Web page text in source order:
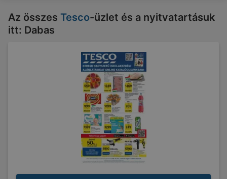
Az összes Tesco-üzlet és a nyitvatartásuk
itt: Dabas